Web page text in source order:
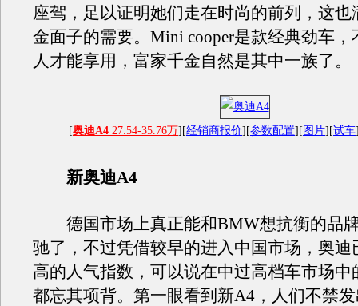
座驾，足以证明她们走在时尚的前列，这也
金面子的需要。Mini cooper是款经典劲车，
人才能享用，富家千金自然是其中一族了。
[奥迪A4 27.54-35.76万][经销商报价][参数配置][ 图片][试车
新奥迪A4
德国市场上真正能和BMW想抗衡的品
驰了，不过凭借较早的进入中国市场，奥迪
高的人气指数，可以说在中过高档车市场中
都忘其项背。第一眼看到新A4，人们不禁